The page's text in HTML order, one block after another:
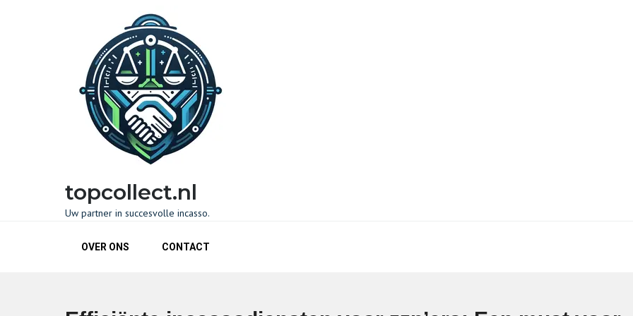
topcollect.nl
Uw partner in succesvolle incasso.
OVER ONS CONTACT